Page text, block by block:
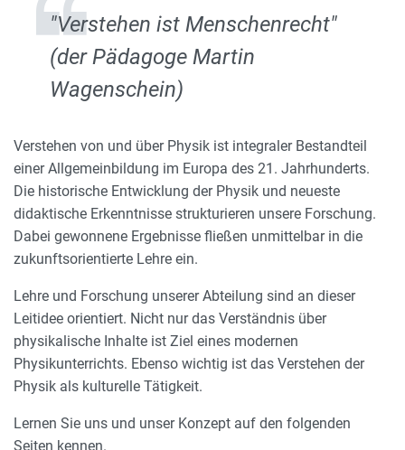
"Verstehen ist Menschenrecht"
(der Pädagoge Martin
Wagenschein)
Verstehen von und über Physik ist integraler Bestandteil
einer Allgemeinbildung im Europa des 21. Jahrhunderts.
Die historische Entwicklung der Physik und neueste
didaktische Erkenntnisse strukturieren unsere Forschung.
Dabei gewonnene Ergebnisse fließen unmittelbar in die
zukunftsorientierte Lehre ein.
Lehre und Forschung unserer Abteilung sind an dieser
Leitidee orientiert. Nicht nur das Verständnis über
physikalische Inhalte ist Ziel eines modernen
Physikunterrichts. Ebenso wichtig ist das Verstehen der
Physik als kulturelle Tätigkeit.
Lernen Sie uns und unser Konzept auf den folgenden
Seiten kennen.